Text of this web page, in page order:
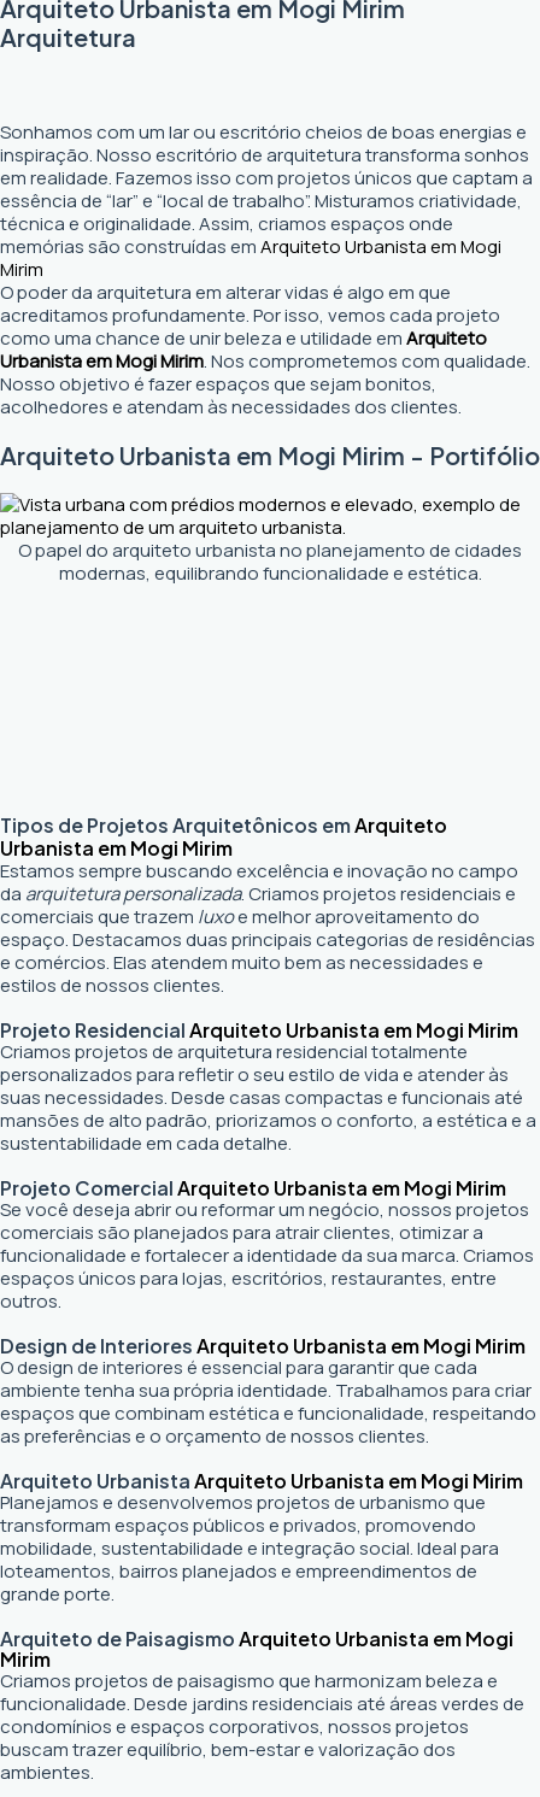
Arquiteto Urbanista em Mogi Mirim
Arquitetura
Sonhamos com um lar ou escritório cheios de boas energias e
inspiração. Nosso escritório de arquitetura transforma sonhos
em realidade. Fazemos isso com projetos únicos que captam a
essência de “lar” e “local de trabalho”. Misturamos criatividade,
técnica e originalidade. Assim, criamos espaços onde
memórias são construídas emArquiteto Urbanista em Mogi
Mirim
O poder da arquitetura em alterar vidas é algo em que
acreditamos profundamente. Por isso, vemos cada projeto
como uma chance de unir beleza e utilidade emArquiteto
Urbanista em Mogi Mirim. Nos comprometemos com qualidade.
Nosso objetivo é fazer espaços que sejam bonitos,
acolhedores e atendam às necessidades dos clientes.
Arquiteto Urbanista em Mogi Mirim - Portifólio
O papel do arquiteto urbanista no planejamento de cidades
modernas, equilibrando funcionalidade e estética.
Tipos de Projetos Arquitetônicos emArquiteto
Urbanista em Mogi Mirim
Estamos sempre buscando excelência e inovação no campo
da arquitetura personalizada. Criamos projetos residenciais e
comerciais que trazem luxoe melhor aproveitamento do
espaço. Destacamos duas principais categorias de residências
e comércios. Elas atendem muito bem as necessidades e
estilos de nossos clientes.
Projeto ResidencialArquiteto Urbanista em Mogi Mirim
Criamos projetos de arquitetura residencial totalmente
personalizados para refletir o seu estilo de vida e atender às
suas necessidades. Desde casas compactas e funcionais até
mansões de alto padrão, priorizamos o conforto, a estética e a
sustentabilidade em cada detalhe.
Projeto ComercialArquiteto Urbanista em Mogi Mirim
Se você deseja abrir ou reformar um negócio, nossos projetos
comerciais são planejados para atrair clientes, otimizar a
funcionalidade e fortalecer a identidade da sua marca. Criamos
espaços únicos para lojas, escritórios, restaurantes, entre
outros.
Design de InterioresArquiteto Urbanista em Mogi Mirim
O design de interiores é essencial para garantir que cada
ambiente tenha sua própria identidade. Trabalhamos para criar
espaços que combinam estética e funcionalidade, respeitando
as preferências e o orçamento de nossos clientes.
Arquiteto UrbanistaArquiteto Urbanista em Mogi Mirim
Planejamos e desenvolvemos projetos de urbanismo que
transformam espaços públicos e privados, promovendo
mobilidade, sustentabilidade e integração social. Ideal para
loteamentos, bairros planejados e empreendimentos de
grande porte.
Arquiteto de PaisagismoArquiteto Urbanista em Mogi
Mirim
Criamos projetos de paisagismo que harmonizam beleza e
funcionalidade. Desde jardins residenciais até áreas verdes de
condomínios e espaços corporativos, nossos projetos
buscam trazer equilíbrio, bem-estar e valorização dos
ambientes.